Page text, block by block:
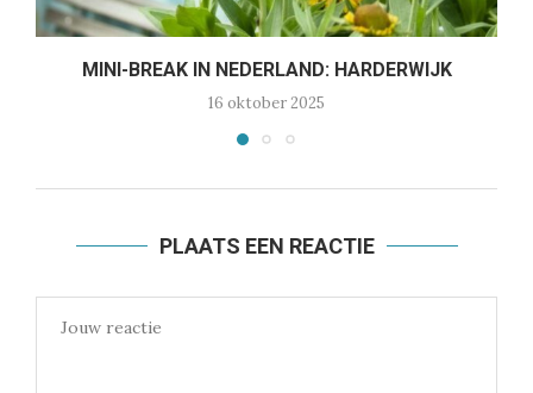
MINI-BREAK IN NEDERLAND: HARDERWIJK
16 oktober 2025
PLAATS EEN REACTIE